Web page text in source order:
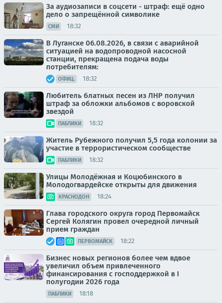
За аудиозаписи в соцсети - штраф: ещё одно
дело о запрещённой символике
СМИ 18:32
В Луганске 06.08.2026, в связи с аварийной
ситуацией на водопроводной насосной
станции, прекращена подача воды
потребителям:
ОФИЦ. 18:32
Любитель блатных песен из ЛНР получил
штраф за обложки альбомов с воровской
звездой
ПАБЛИКИ 18:32
Житель Рубежного получил 5,5 года колонии за
участие в террористическом сообществе
ПАБЛИКИ 18:32
Улицы Молодёжная и Коцюбинского в
Молодогвардейске открыты для движения
КРАСНОДОН 18:24
Глава городского округа город Первомайск
Сергей Колягин провел очередной личный
прием граждан
ПЕРВОМАЙСК 18:22
Бизнес новых регионов более чем вдвое
увеличил объем привлеченного
финансирования с господдержкой в I
полугодии 2026 года
ПАБЛИКИ 18:18